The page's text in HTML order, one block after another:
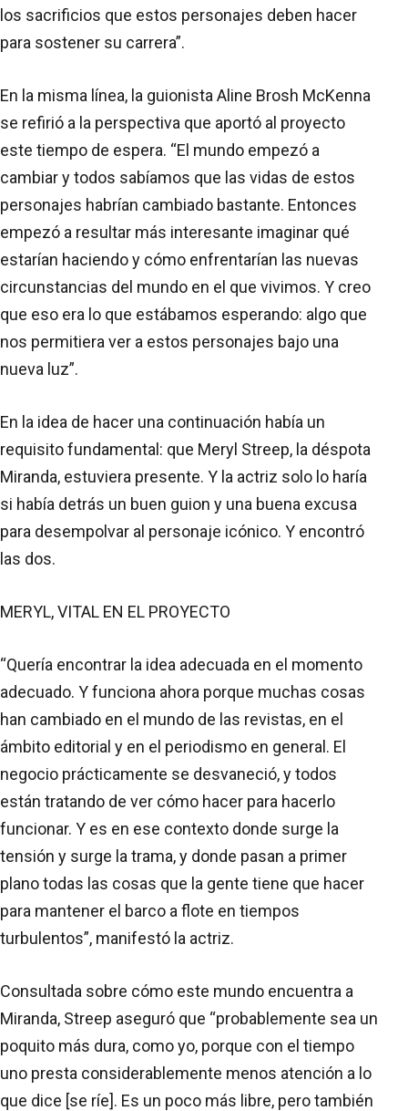
los sacrificios que estos personajes deben hacer
para sostener su carrera”.
En la misma línea, la guionista Aline Brosh McKenna
se refirió a la perspectiva que aportó al proyecto
este tiempo de espera. “El mundo empezó a
cambiar y todos sabíamos que las vidas de estos
personajes habrían cambiado bastante. Entonces
empezó a resultar más interesante imaginar qué
estarían haciendo y cómo enfrentarían las nuevas
circunstancias del mundo en el que vivimos. Y creo
que eso era lo que estábamos esperando: algo que
nos permitiera ver a estos personajes bajo una
nueva luz”.
En la idea de hacer una continuación había un
requisito fundamental: que Meryl Streep, la déspota
Miranda, estuviera presente. Y la actriz solo lo haría
si había detrás un buen guion y una buena excusa
para desempolvar al personaje icónico. Y encontró
las dos.
MERYL, VITAL EN EL PROYECTO
“Quería encontrar la idea adecuada en el momento
adecuado. Y funciona ahora porque muchas cosas
han cambiado en el mundo de las revistas, en el
ámbito editorial y en el periodismo en general. El
negocio prácticamente se desvaneció, y todos
están tratando de ver cómo hacer para hacerlo
funcionar. Y es en ese contexto donde surge la
tensión y surge la trama, y donde pasan a primer
plano todas las cosas que la gente tiene que hacer
para mantener el barco a flote en tiempos
turbulentos”, manifestó la actriz.
Consultada sobre cómo este mundo encuentra a
Miranda, Streep aseguró que “probablemente sea un
poquito más dura, como yo, porque con el tiempo
uno presta considerablemente menos atención a lo
que dice [se ríe]. Es un poco más libre, pero también